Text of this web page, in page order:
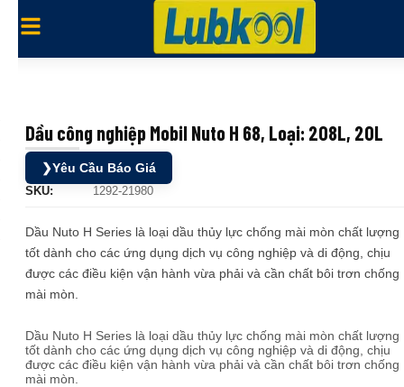
Dầu công nghiệp Mobil Nuto H 68, Loại: 208L, 20L
❯Yêu Cầu Báo Giá
SKU: 1292-21980
Dầu Nuto H Series là loại dầu thủy lực chống mài mòn chất lượng
tốt dành cho các ứng dụng dịch vụ công nghiệp và di động, chịu
được các điều kiện vận hành vừa phải và cần chất bôi trơn chống
mài mòn.
Dầu Nuto H Series là loại dầu thủy lực chống mài mòn chất lượng
tốt dành cho các ứng dụng dịch vụ công nghiệp và di động, chịu
được các điều kiện vận hành vừa phải và cần chất bôi trơn chống
mài mòn.